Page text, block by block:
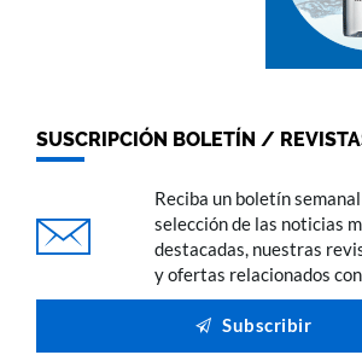
SUSCRIPCIÓN BOLETÍN /
Reciba un boletín
selección de las noticias
destacadas, nuestras
y ofertas relacionados
Subscribir